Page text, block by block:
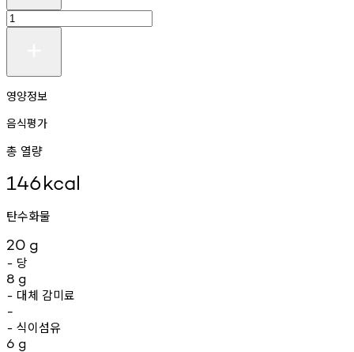
영양정보
음식평가
총 열량
146kcal
탄수화물
20 g
- 당
8 g
- 대체 감미료
-
- 식이섬유
6 g